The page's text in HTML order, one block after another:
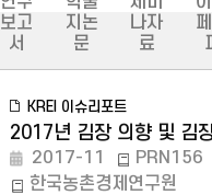
보고
서
지논
문
나자
료
KREI 이슈리포트
2017년 김장 의향 및 김
2017-11
PRN156
한국농촌경제연구원